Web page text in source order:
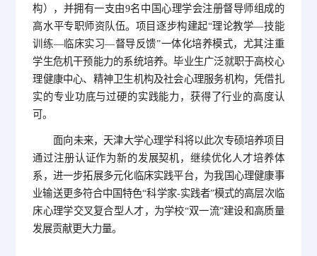
构），并拥有一支由9名中国心理学会注册督导师组成的
高水平专职师资队伍。项目逐步构建起“理论教学—技能
训练—临床实习—督导反馈”一体化培养模式，尤其注重
学生危机干预能力的系统培养。毕业生广泛就职于高校心
理健康中心、精神卫生机构及社会心理服务机构，凭借扎
实的专业功底与过硬的实践能力，获得了行业的高度认
可。
面向未来，天津大学心理学科将以此次专硕培养项目
通过注册认证作为新的发展契机，继续优化人才培养体
系，进一步拓展多元化临床实践平台，为我国心理健康事
业输送更多符合中国特色“科学家-实践者”模式的高层次临
床心理学交叉复合型人才，为学校“双一流”建设和高质量
发展贡献更大力量。